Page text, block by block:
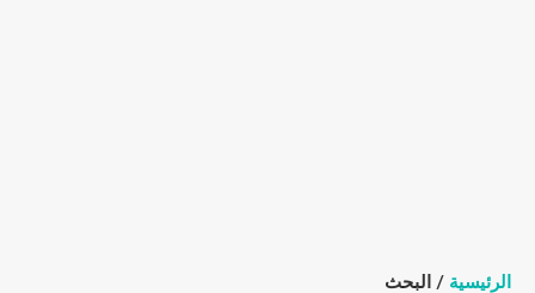
الرئيسية / البحث